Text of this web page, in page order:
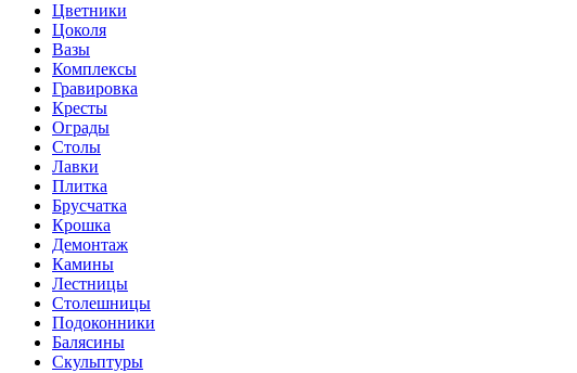
Цветники
Цоколя
Вазы
Комплексы
Гравировка
Кресты
Ограды
Столы
Лавки
Плитка
Брусчатка
Крошка
Демонтаж
Камины
Лестницы
Столешницы
Подоконники
Балясины
Скульптуры